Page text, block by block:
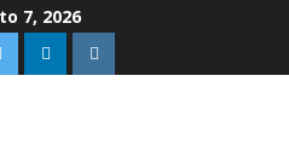
7, 2026